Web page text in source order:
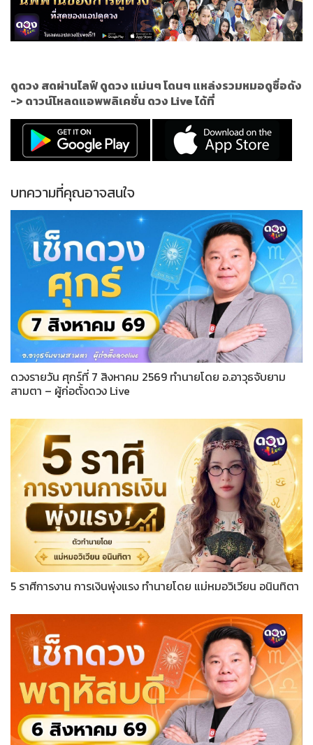
ดูดวง สดผ่านไลฟ์ ดูดวง แม่นๆ โดนๆ แหล่งรวมหมอดูชื่อดัง
-> ดาวน์โหลดแอพพลิเคชั่น ดวง Live ได้ที่
บทความที่คุณอาจสนใจ
ดวงรายวัน ศุกร์ที่ 7 สิงหาคม 2569 ทำนายโดย อ.อาวุธจับยาม
สามตา – ผู้ก่อตั้งดวง Live
5 ราศีการงาน การเงินพุ่งแรง ทำนายโดย แม่หมอวิเวียน อนินทิตา